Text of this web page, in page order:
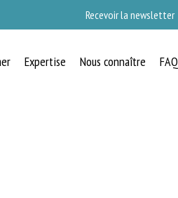
Recevoir la newsletter
Expertise Nous connaître FAQ